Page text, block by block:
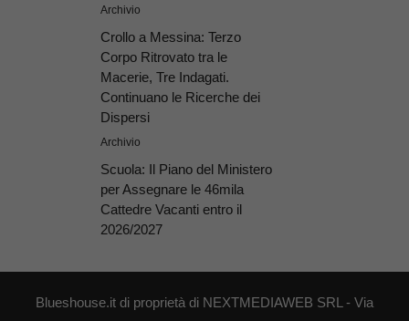
Archivio
Crollo a Messina: Terzo
Corpo Ritrovato tra le
Macerie, Tre Indagati.
Continuano le Ricerche dei
Dispersi
Archivio
Scuola: Il Piano del Ministero
per Assegnare le 46mila
Cattedre Vacanti entro il
2026/2027
Blueshouse.it di proprietà di NEXTMEDIAWEB SRL - Via